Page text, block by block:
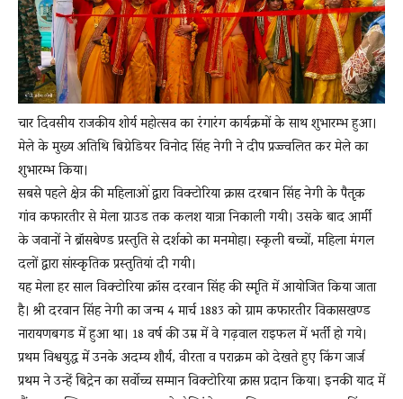
चार दिवसीय राजकीय शोर्य महोत्सव का रंगारंग कार्यक्रमों के साथ शुभारम्भ हुआ।
मेले के मुख्य अतिथि बिग्रेडियर विनोद सिंह नेगी ने दीप प्रज्ज्वलित कर मेले का
शुभारम्भ किया।
सबसे पहले क्षेत्र की महिलाओं द्वारा विक्टोरिया क्रास दरबान सिंह नेगी के पैतृक
गांव कफारतीर से मेला ग्राउड तक कलश यात्रा निकाली गयी। उसके बाद आर्मी
के जवानों ने ब्रॉसबेण्ड प्रस्तुति से दर्शको का मनमोहा। स्कूली बच्चों, महिला मंगल
दलों द्वारा सांस्कृतिक प्रस्तुतियां दी गयी।
यह मेला हर साल विक्टोरिया क्रॉस दरवान सिंह की स्मृति में आयोजित किया जाता
है। श्री दरवान सिंह नेगी का जन्म 4 मार्च 1883 को ग्राम कफारतीर विकासखण्ड
नारायणबगड में हुआ था। 18 वर्ष की उम्र में वे गढ़वाल राइफल में भर्ती हो गये।
प्रथम विश्वयुद्ध में उनके अदम्य शौर्य, वीरता व पराक्रम को देखते हुए किंग जार्ज
प्रथम ने उन्हें बिट्रेन का सर्वोच्च सम्मान विक्टोरिया क्रास प्रदान किया। इनकी याद में